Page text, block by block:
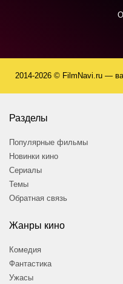
2014-2026 © FilmNavi.ru —
Разделы
Популярные фильмы
Новинки кино
Сериалы
Темы
Обратная связь
Жанры кино
Комедия
Фантастика
Ужасы